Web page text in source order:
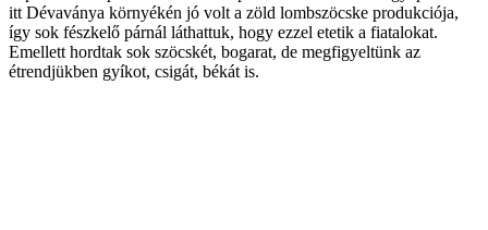
itt Dévaványa környékén jó volt a zöld lombszöcske produkciója,
így sok fészkelő párnál láthattuk, hogy ezzel etetik a fiatalokat.
Emellett hordtak sok szöcskét, bogarat, de megfigyeltünk az
étrendjükben gyíkot, csigát, békát is.